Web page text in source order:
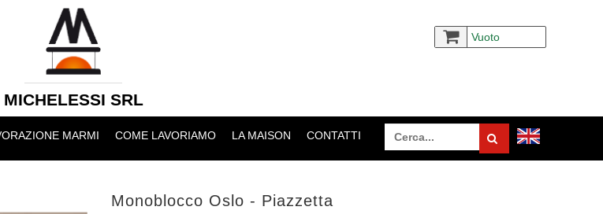
MICHELESSI SRL
Vuoto
MARMI COME LAVORIAMO LA MAISON CONTATTI
Monoblocco Oslo - Piazzetta